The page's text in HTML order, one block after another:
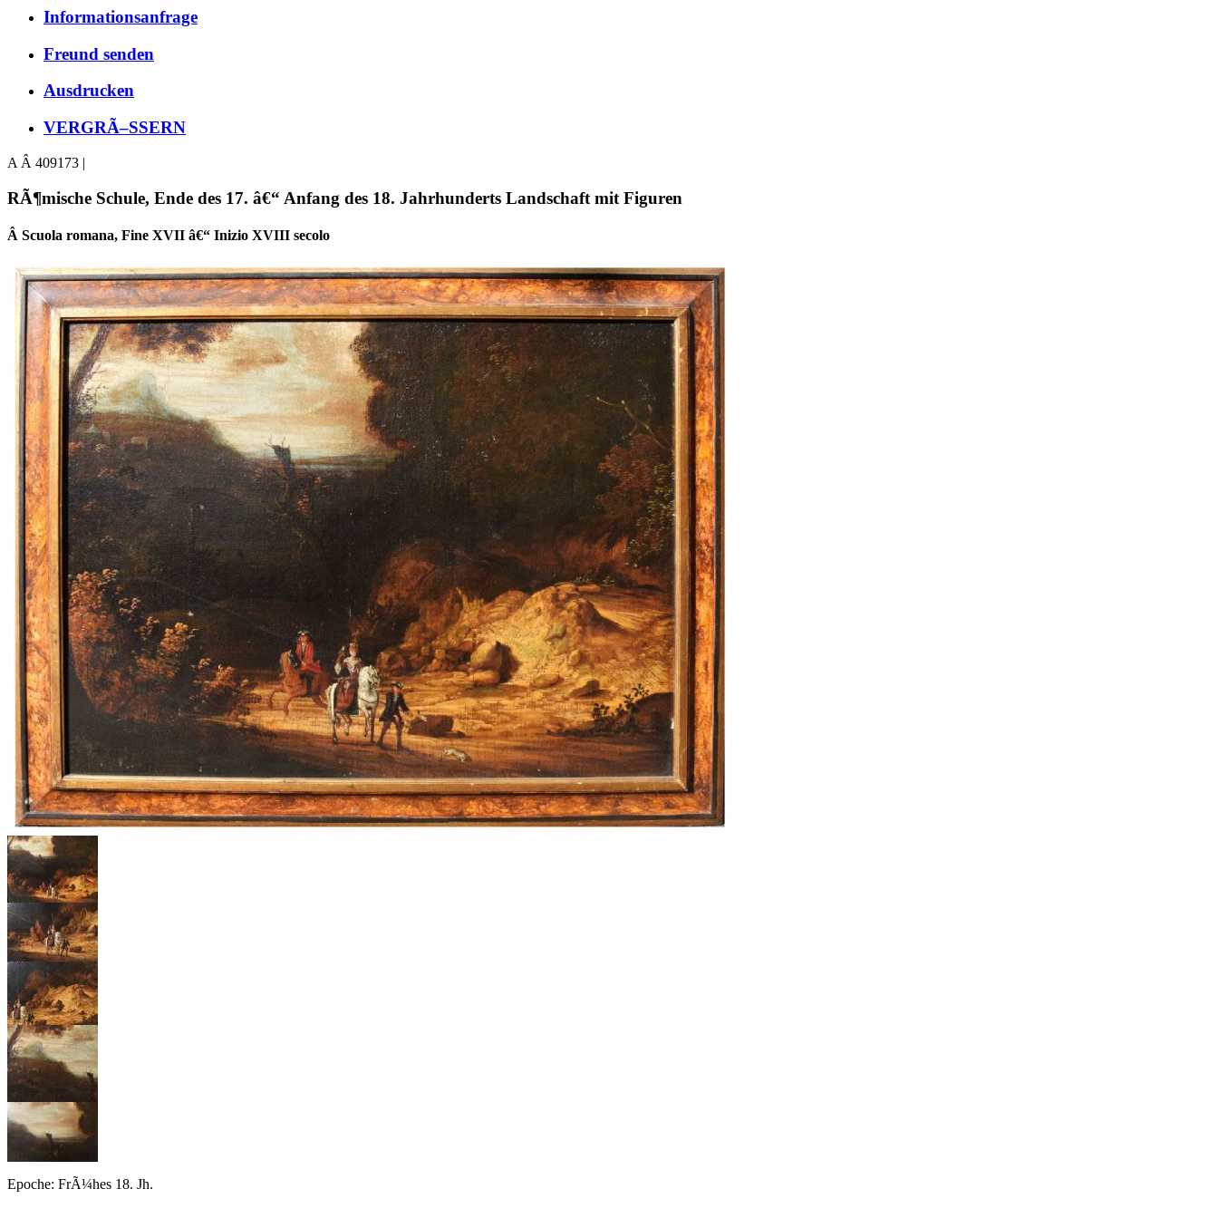
Informationsanfrage
Freund senden
Ausdrucken
VERGRÃ–SSERN
A Â 409173 |
RÃ¶mische Schule, Ende des 17. â€“ Anfang des 18. Jahrhunderts Landschaft mit Figuren
Â Scuola romana, Fine XVII â€“ Inizio XVIII secolo
Epoche: FrÃ¼hes 18. Jh.